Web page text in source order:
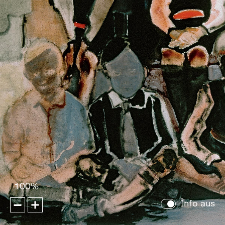
100%
Zoom
out
Zoom
in
Info aus